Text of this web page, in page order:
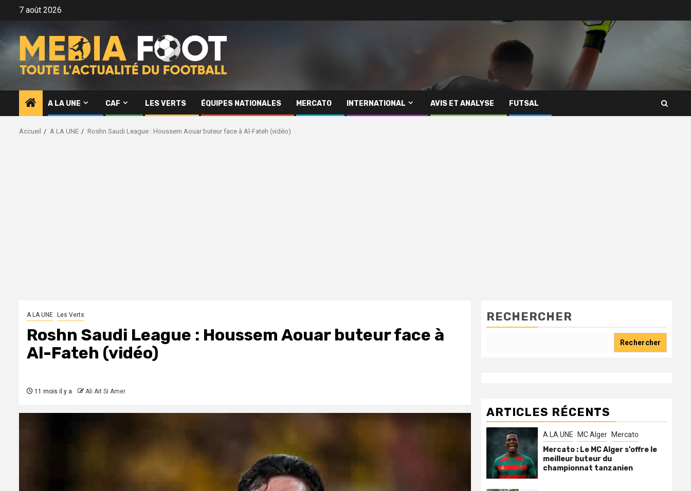
7 août 2026
A LA UNE CAF LES VERTS ÉQUIPES NATIONALES MERCATO INTERNATIONAL AVIS ET ANALYSE FUTSAL
Accueil A LA UNE Roshn Saudi League : Houssem Aouar buteur face à Al-Fateh (vidéo)
A LA UNE Les Verts
Roshn Saudi League : Houssem Aouar buteur face à
Al-Fateh (vidéo)
11 mois il y a Ali Ait Si Amer
RECHERCHER
Rechercher
ARTICLES RÉCENTS
A LA UNE MC Alger Mercato
Mercato : Le MC Alger s’offre le
meilleur buteur du
championnat tanzanien